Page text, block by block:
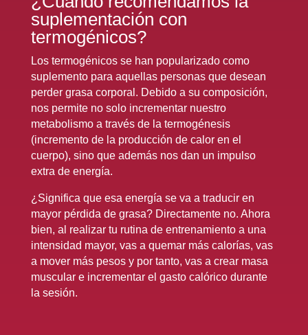
suplementación con
termogénicos?
Los termogénicos se han popularizado como
suplemento para aquellas personas que desean
perder grasa corporal. Debido a su composición,
nos permite no solo incrementar nuestro
metabolismo a través de la termogénesis
(incremento de la producción de calor en el
cuerpo), sino que además nos dan un impulso
extra de energía.
¿Significa que esa energía se va a traducir en
mayor pérdida de grasa? Directamente no. Ahora
bien, al realizar tu rutina de entrenamiento a una
intensidad mayor, vas a quemar más calorías, vas
a mover más pesos y por tanto, vas a crear masa
muscular e incrementar el gasto calórico durante
la sesión.